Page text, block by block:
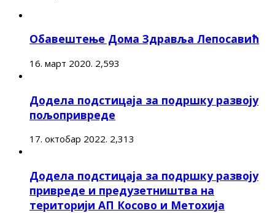
Обавештење Дома Здравља Лепосавић
16. март 2020. 2,593
Додела подстицаја за подршку развоју
пољопривреде
17. октобар 2022. 2,313
Додела подстицаја за подршку развоју
привреде и предузетништва на
територији АП Косово и Метохија